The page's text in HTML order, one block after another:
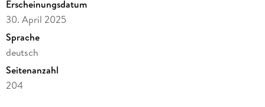
Gedanken auf dieser Jakobsweg-Alternative.
Erscheinungsdatum
30. April 2025
Sprache
deutsch
Seitenanzahl
204